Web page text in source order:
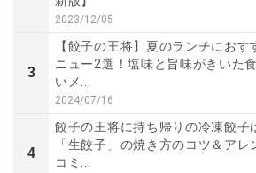
2023/12/05
3
【餃子の王将】夏のランチにおす
ニュー2選！塩味と旨味がきいた
いメ...
2024/07/16
4
餃子の王将に持ち帰りの冷凍餃子
「生餃子」の焼き方のコツ＆アレ
コミ...